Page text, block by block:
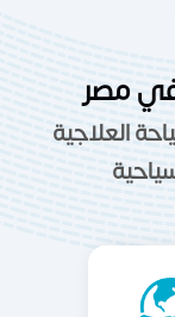
في مصر
العلاجية